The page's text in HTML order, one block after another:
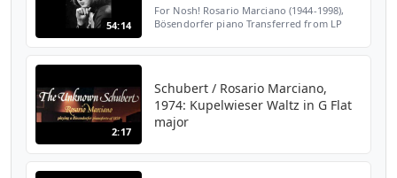
54:14
For Nosh! Rosario Marciano (1944-1998),
Bösendorfer piano Transferred from LP
2:17
Schubert / Rosario Marciano,
1974: Kupelwieser Waltz in G Flat
major